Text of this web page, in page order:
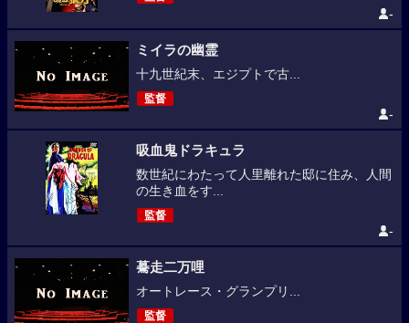
-
ミイラの幽霊
十九世紀末、エジプトで古...
監督
-
吸血鬼ドラキュラ
数世紀にわたって人里離れた邸に住み、人間
の生き血をす...
監督
-
驀走二万哩
オートレース・グランプリ...
監督